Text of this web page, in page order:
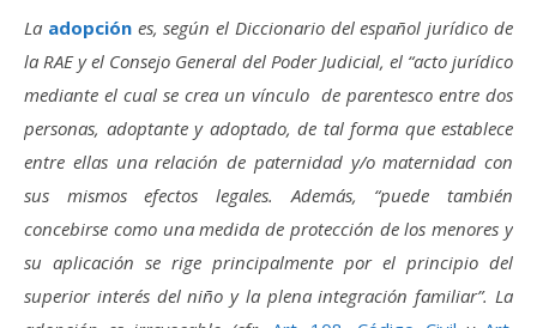
La adopciónes, según el Diccionario del español jurídico de
la RAE y el Consejo General del Poder Judicial, el “acto jurídico
mediante el cual se crea un vínculo de parentesco entre dos
personas, adoptante y adoptado, de tal forma que establece
entre ellas una relación de paternidad y/o maternidad con
sus mismos efectos legales. Además, “puede también
concebirse como una medida de protección de los menores y
su aplicación se rige principalmente por el principio del
superior interés del niño y la plena integración familiar”. La